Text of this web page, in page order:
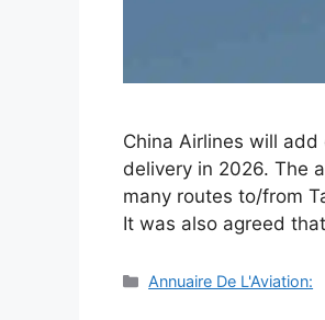
China Airlines will
delivery in 2026. The
many routes to/from
It was also agreed
Catégories
Annuaire De L'Aviation: